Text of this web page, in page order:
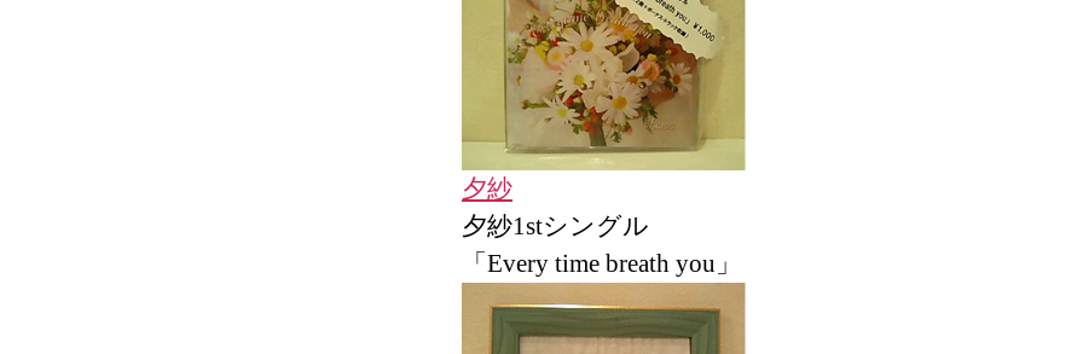
夕紗
夕紗1stシングル
「Every time breath you」